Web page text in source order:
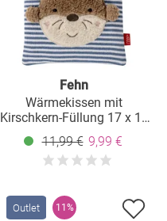
Fehn
Wärmekissen mit
Kirschkern-Füllung 17 x 17
cm - Otter
11,99 € 9,99 €
Outlet 11%